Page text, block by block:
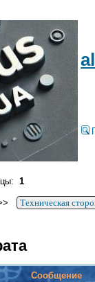
1
Техническая
Сообщение